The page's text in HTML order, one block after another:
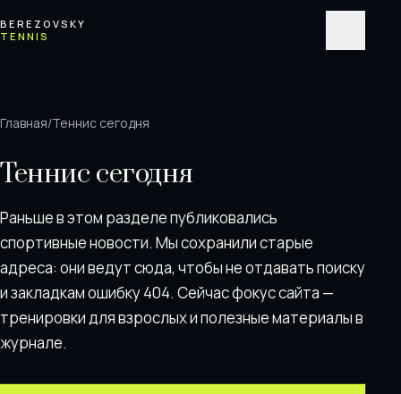
BEREZOVSKY
TENNIS
Главная/Теннис сегодня
Теннис сегодня
Раньше в этом разделе публиковались
спортивные новости. Мы сохранили старые
адреса: они ведут сюда, чтобы не отдавать поискy
и закладкам ошибку 404. Сейчас фокус сайта —
тренировки для взрослых и полезные материалы в
журнале.